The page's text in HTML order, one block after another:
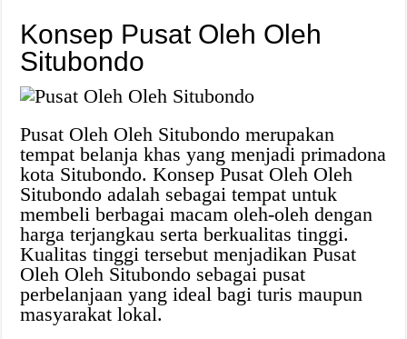
Konsep Pusat Oleh Oleh
Situbondo
Pusat Oleh Oleh Situbondo merupakan
tempat belanja khas yang menjadi primadona
kota Situbondo. Konsep Pusat Oleh Oleh
Situbondo adalah sebagai tempat untuk
membeli berbagai macam oleh-oleh dengan
harga terjangkau serta berkualitas tinggi.
Kualitas tinggi tersebut menjadikan Pusat
Oleh Oleh Situbondo sebagai pusat
perbelanjaan yang ideal bagi turis maupun
masyarakat lokal.